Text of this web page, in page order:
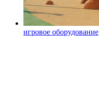
игровое оборудование